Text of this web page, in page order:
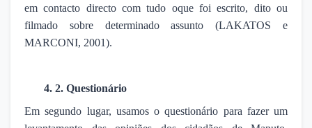
em contacto directo com tudo oque foi escrito, dito ou
filmado sobre determinado assunto (LAKATOS e
MARCONI, 2001).
4. 2. Questionário
Em segundo lugar, usamos o questionário para fazer um